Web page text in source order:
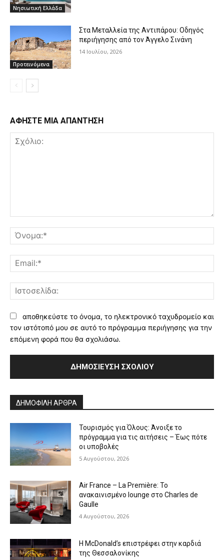
Νησιωτική Ελλάδα
Προτεινόμενα
Στα Μεταλλεία της Αντιπάρου: Οδηγός
περιήγησης από τον Άγγελο Σινάνη
14 Ιουλίου, 2026
ΑΦΗΣΤΕ ΜΙΑ ΑΠΑΝΤΗΣΗ
αποθηκεύστε το όνομα, το ηλεκτρονικό ταχυδρομείο και
τον ιστότοπό μου σε αυτό το πρόγραμμα περιήγησης για την
επόμενη φορά που θα σχολιάσω.
ΔΗΜΟΦΙΛΗ ΑΡΘΡΑ
Τουρισμός για Όλους: Άνοιξε το
πρόγραμμα για τις αιτήσεις – Έως πότε
οι υποβολές
5 Αυγούστου, 2026
Air France – La Première: Το
ανακαινισμένο lounge στο Charles de
Gaulle
4 Αυγούστου, 2026
Η McDonald’s επιστρέφει στην καρδιά
της Θεσσαλονίκης